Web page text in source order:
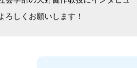
ろしくお願いします！